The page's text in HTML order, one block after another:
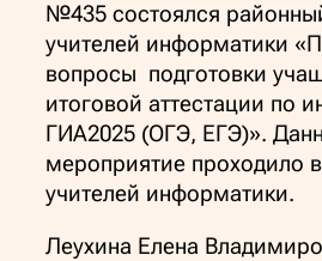
№435 состоялся
учителей информатики
вопросы подготовки
итоговой аттестации по
ГИА2025 (ОГЭ, ЕГЭ)».
мероприятие проходило
учителей информатики.
Леухина Елена